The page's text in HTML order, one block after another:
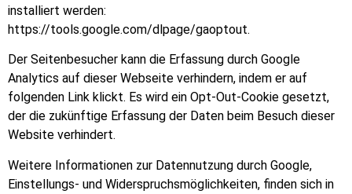
installiert werden:
https://tools.google.com/dlpage/gaoptout.
Der Seitenbesucher kann die Erfassung durch Google
Analytics auf dieser Webseite verhindern, indem er auf
folgenden Link klickt. Es wird ein Opt-Out-Cookie gesetzt,
der die zukünftige Erfassung der Daten beim Besuch dieser
Website verhindert.
Weitere Informationen zur Datennutzung durch Google,
Einstellungs- und Widerspruchsmöglichkeiten, finden sich in